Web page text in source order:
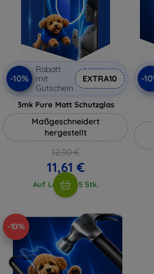
-10%
Rabatt
mit
Gutschein
EXTRA10
3mk Pure Matt Schutzglas
Maßgeschneidert
hergestellt
12,90 €
11,61 €
Auf Lager > 5 Stk.
-
-10%